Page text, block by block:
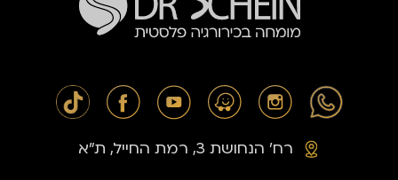
רח׳ הנחושת 3, רמת החייל, ת״א